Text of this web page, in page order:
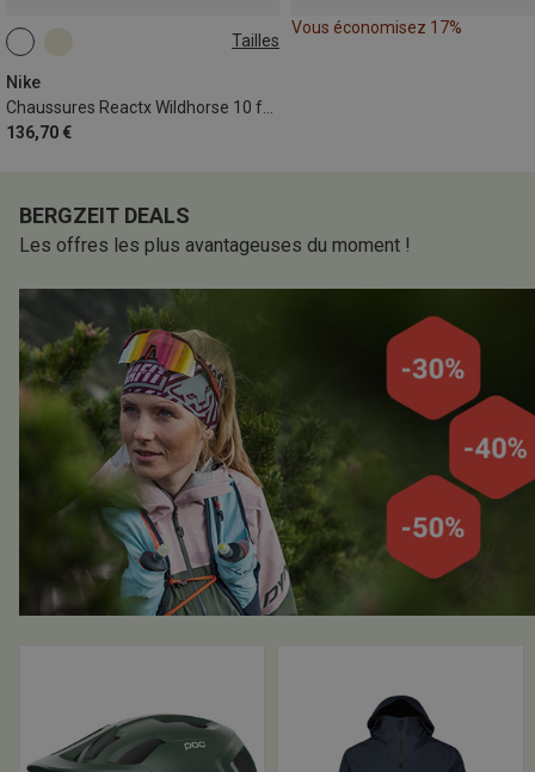
Tailles
Nike
136,70 €
Vous économisez 17%
BERGZEIT DEALS
Les offres les plus avantageuses du moment !